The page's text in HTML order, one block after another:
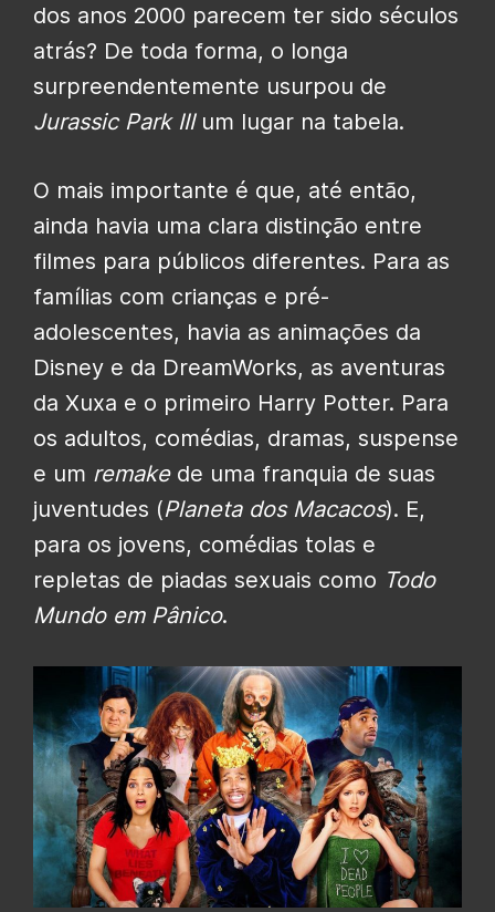
dos anos 2000 parecem ter sido séculos
atrás? De toda forma, o longa
surpreendentemente usurpou de
Jurassic Park IIIum lugar na tabela.
O mais importante é que, até então,
ainda havia uma clara distinção entre
filmes para públicos diferentes. Para as
famílias com crianças e pré-
adolescentes, havia as animações da
Disney e da DreamWorks, as aventuras
da Xuxa e o primeiro Harry Potter. Para
os adultos, comédias, dramas, suspense
e um remakede uma franquia de suas
juventudes (Planeta dos Macacos). E,
para os jovens, comédias tolas e
repletas de piadas sexuais como Todo
Mundo em Pânico.